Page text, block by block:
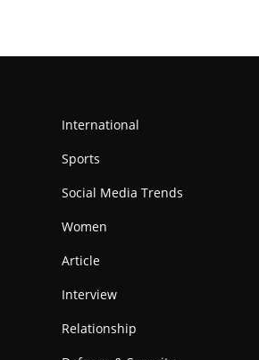
International
Sports
Social Media Trends
Women
Article
Interview
Relationship